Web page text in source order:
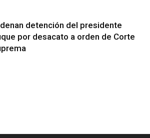
detención del presidente
por desacato a orden de Corte